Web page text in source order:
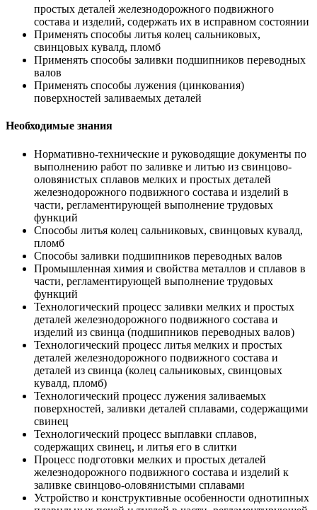
простых деталей железнодорожного подвижного
состава и изделий, содержать их в исправном состоянии
Применять способы литья колец сальниковых,
свинцовых кувалд, пломб
Применять способы заливки подшипников переводных
валов
Применять способы лужения (цинкования)
поверхностей заливаемых деталей
Необходимые знания
Нормативно-технические и руководящие документы по
выполнению работ по заливке и литью из свинцово-
оловянистых сплавов мелких и простых деталей
железнодорожного подвижного состава и изделий в
части, регламентирующей выполнение трудовых
функций
Способы литья колец сальниковых, свинцовых кувалд,
пломб
Способы заливки подшипников переводных валов
Промышленная химия и свойства металлов и сплавов в
части, регламентирующей выполнение трудовых
функций
Технологический процесс заливки мелких и простых
деталей железнодорожного подвижного состава и
изделий из свинца (подшипников переводных валов)
Технологический процесс литья мелких и простых
деталей железнодорожного подвижного состава и
деталей из свинца (колец сальниковых, свинцовых
кувалд, пломб)
Технологический процесс лужения заливаемых
поверхностей, заливки деталей сплавами, содержащими
свинец
Технологический процесс выплавки сплавов,
содержащих свинец, и литья его в слитки
Процесс подготовки мелких и простых деталей
железнодорожного подвижного состава и изделий к
заливке свинцово-оловянистыми сплавами
Устройство и конструктивные особенности однотипных